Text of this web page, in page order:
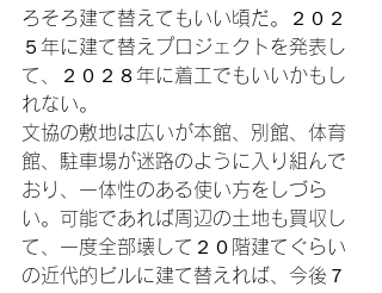
ろそろ建て替えてもいい頃だ。２０２
５年に建て替えプロジェクトを発表し
て、２０２８年に着工でもいいかもし
れない。
文協の敷地は広いが本館、別館、体育
館、駐車場が迷路のように入り組んで
おり、一体性のある使い方をしづら
い。可能であれば周辺の土地も買収し
て、一度全部壊して２０階建てぐらい
の近代的ビルに建て替えれば、今後７